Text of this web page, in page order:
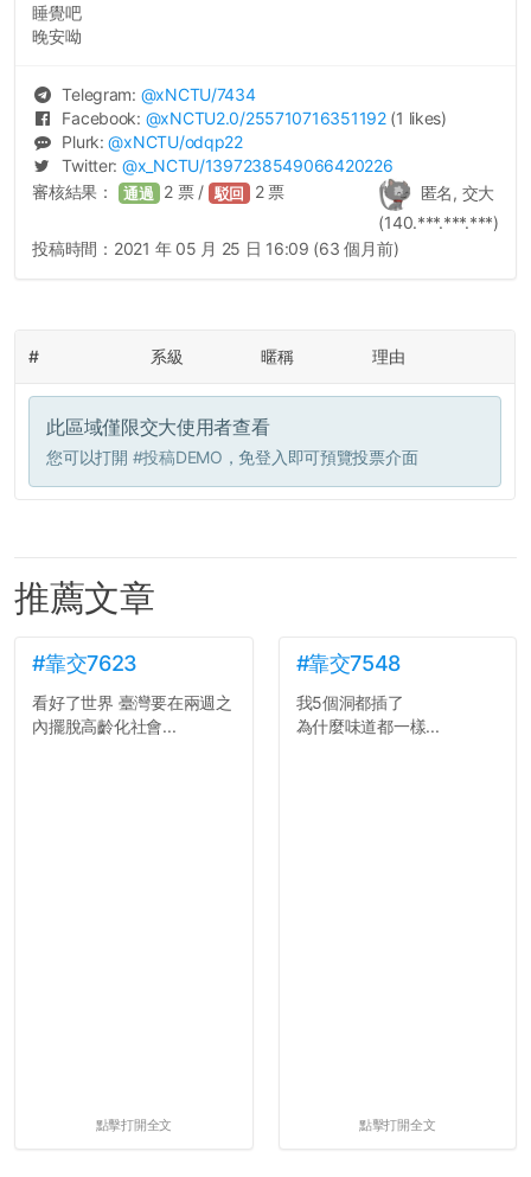
睡覺吧
晚安呦
Telegram: @xNCTU/7434
Facebook: @xNCTU2.0/255710716351192 (1 likes)
Plurk:@xNCTU/odqp22
Twitter: @x_NCTU/1397238549066420226
匿名, 交大
(140.***.***.***)
審核結果： 通過 2 票 / 駁回 2票
投稿時間： 2021 年 05 月 25 日 16:09 (63 個月前)
# 系級 暱稱 理由
此區域僅限交大使用者查看
您可以打開 #投稿DEMO ，免登入即可預覽投票介面
推薦文章
#靠交7623
看好了世界 臺灣要在兩週之
內擺脫高齡化社會...
點擊打開全文
#靠交7548
我5個洞都插了
為什麼味道都一樣...
點擊打開全文